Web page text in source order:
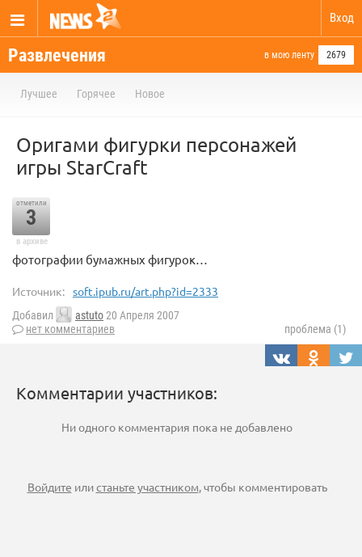
Вход
Развлечения в мою ленту 2679
Лучшее Горячее Новое
Оригами фигурки персонажей
игры StarCraft
отметили
3
в архиве
фотографии бумажных фигурок…
Источник: soft.ipub.ru/art.php?id=2333
Добавил astuto20 Апреля 2007
нет комментариев
проблема (1)
Комментарии участников:
Ни одного комментария пока не добавлено
Войдите илистаньте участником, чтобы комментировать